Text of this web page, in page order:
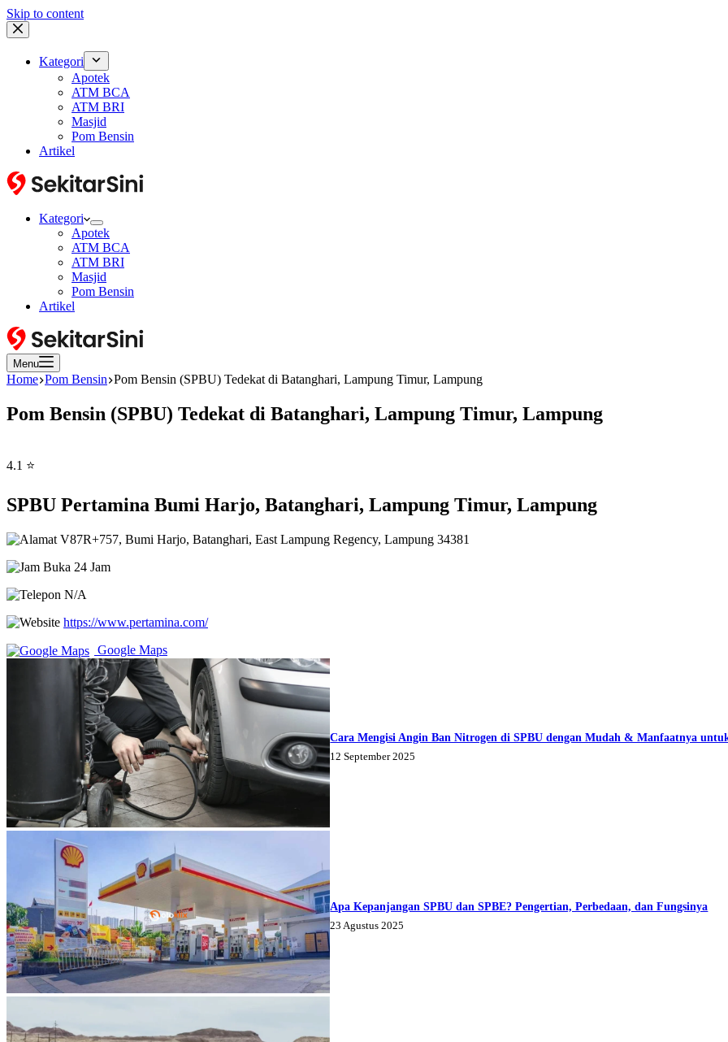
Skip to content
Kategori
Apotek
ATM BCA
ATM BRI
Masjid
Pom Bensin
Artikel
Kategori
Apotek
ATM BCA
ATM BRI
Masjid
Pom Bensin
Artikel
Menu
Home Pom Bensin Pom Bensin (SPBU) Tedekat di Batanghari, Lampung Timur, Lampung
Pom Bensin (SPBU) Tedekat di Batanghari, Lampung Timur, Lampung
4.1 ⭐
SPBU Pertamina Bumi Harjo, Batanghari, Lampung Timur, Lampung
V87R+757, Bumi Harjo, Batanghari, East Lampung Regency, Lampung 34381
Buka 24 Jam
N/A
https://www.pertamina.com/
Google Maps
Cara Mengisi Angin Ban Nitrogen di SPBU dengan Mudah & Manfaatnya
12 September 2025
Apa Kepanjangan SPBU dan SPBE? Pengertian, Perbedaan, dan Fungsinya
23 Agustus 2025